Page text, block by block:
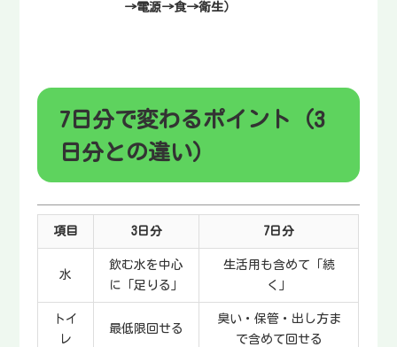
→電源→食→衛生）
7日分で変わるポイント（3
日分との違い）
項目 3日分 7日分
水
飲む水を中心
に「足りる」
生活用も含めて「続
く」
トイ
レ
最低限回せる
臭い・保管・出し方ま
で含めて回せる